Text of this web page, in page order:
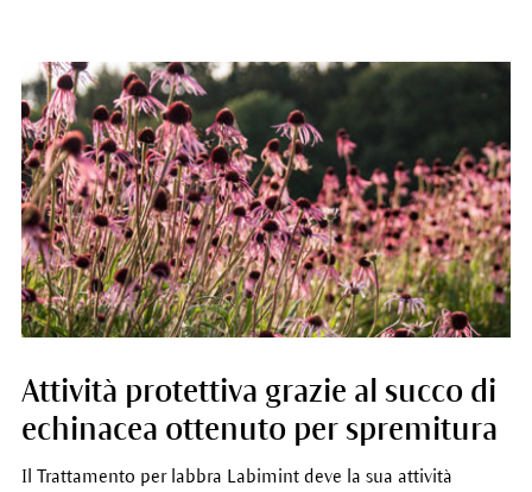
Attività protettiva grazie al succo di
echinacea ottenuto per spremitura
Il Trattamento per labbra Labimint deve la sua attività